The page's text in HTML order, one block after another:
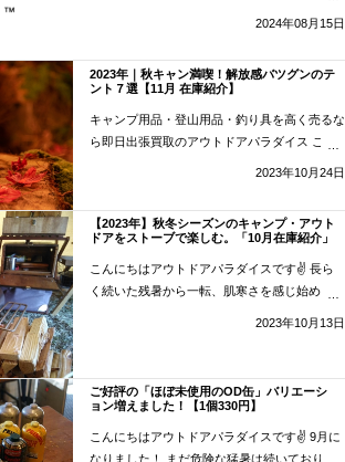
だきます。 8月17日（土）以降は通常営業いた
し …“2024年8月16日（金） 臨時休業のお知
2024年08月15日
2023年｜秋キャン満喫！解放感バツグンのテ
ント７選【11月 在庫紹介】
キャンプ用品・登山用品・釣り具を高く売るな
ら即日出張買取のアウトドアパラダイス こん
て紅葉がとてもきれいですね。今年はまだ気温
も高いの …“2023年｜秋キャン満喫！解放感
きを読む
2023年10月24日
【2023年】秋冬シーズンのキャンプ・アウト
ドアをストーブで楽しむ。「10月在庫紹介」
こんにちはアウトドアパラダイスです✌ 長ら
く続いた残暑から一転、肌寒さを感じ始めた
ょうか。気の …“【2023年】秋冬シーズンの
キャンプ・アウトドアをストーブで楽しむ。
2023年10月13日
ご好評の「ほぼ未使用のOD缶」バリエーシ
ョン増えました！【1個330円】
こんにちはアウトドアパラダイスです✌ 9月に
なりました！ まだ危険な猛暑は続いておりま